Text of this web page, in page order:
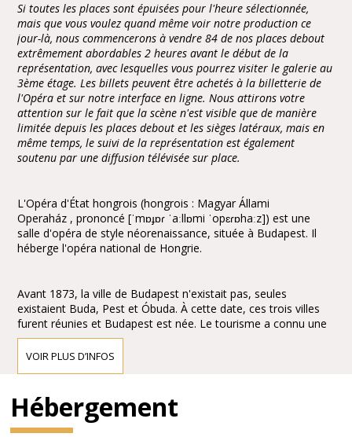
Si toutes les places sont épuisées pour l'heure sélectionnée,
mais que vous voulez quand même voir notre production ce
jour-là, nous commencerons à vendre 84 de nos places debout
extrêmement abordables 2 heures avant le début de la
représentation, avec lesquelles vous pourrez visiter le galerie au
3ème étage. Les billets peuvent être achetés à la billetterie de
l'Opéra et sur notre interface en ligne. Nous attirons votre
attention sur le fait que la scène n'est visible que de manière
limitée depuis les places debout et les sièges latéraux, mais en
même temps, le suivi de la représentation est également
soutenu par une diffusion télévisée sur place.
L'Opéra d'État hongrois (hongrois : Magyar Állami
Operaház , prononcé [ˈmɒɟɒɾ ˈaːllɒmi ˈopɛɾɒhaːz]) est une
salle d'opéra de style néorenaissance, située à Budapest. Il
héberge l'opéra national de Hongrie.
Avant 1873, la ville de Budapest n'existait pas, seules
existaient Buda, Pest et Óbuda. À cette date, ces trois villes
furent réunies et Budapest est née. Le tourisme a connu une
expansion considérable entraînant la construction de cafés et
de restaurants. La nécessité d'une salle d'opéra s'est
L'empereur François-Joseph d'Autriche-Hongrie confie
à Miklós Ybl, un des architectes hongrois le plus coté
VOIR PLUS D’INFOS
Hébergement